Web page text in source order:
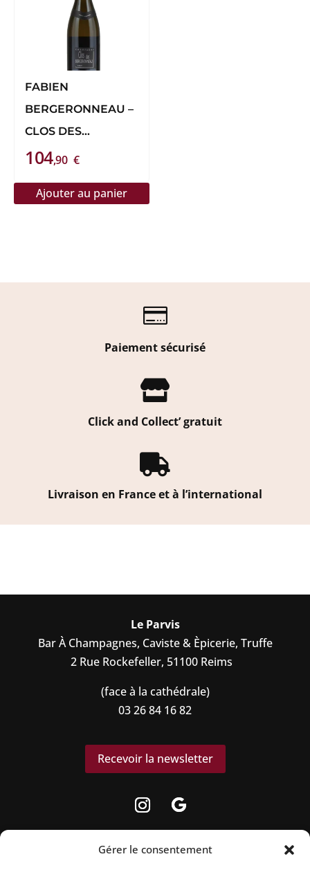
Gérer le consentement
FABIEN
BERGERONNEAU –
CLOS DES
BERGERONNEAU
104,90 €
Ajouter au panier

Paiement sécurisé

Click and Collect’ gratuit

Livraison en France et à l’international
Le Parvis
Bar À Champagnes, Caviste & Èpicerie, Truffe
2 Rue Rockefeller, 51100 Reims
(face à la cathédrale)
03 26 84 16 82
Recevoir la newsletter